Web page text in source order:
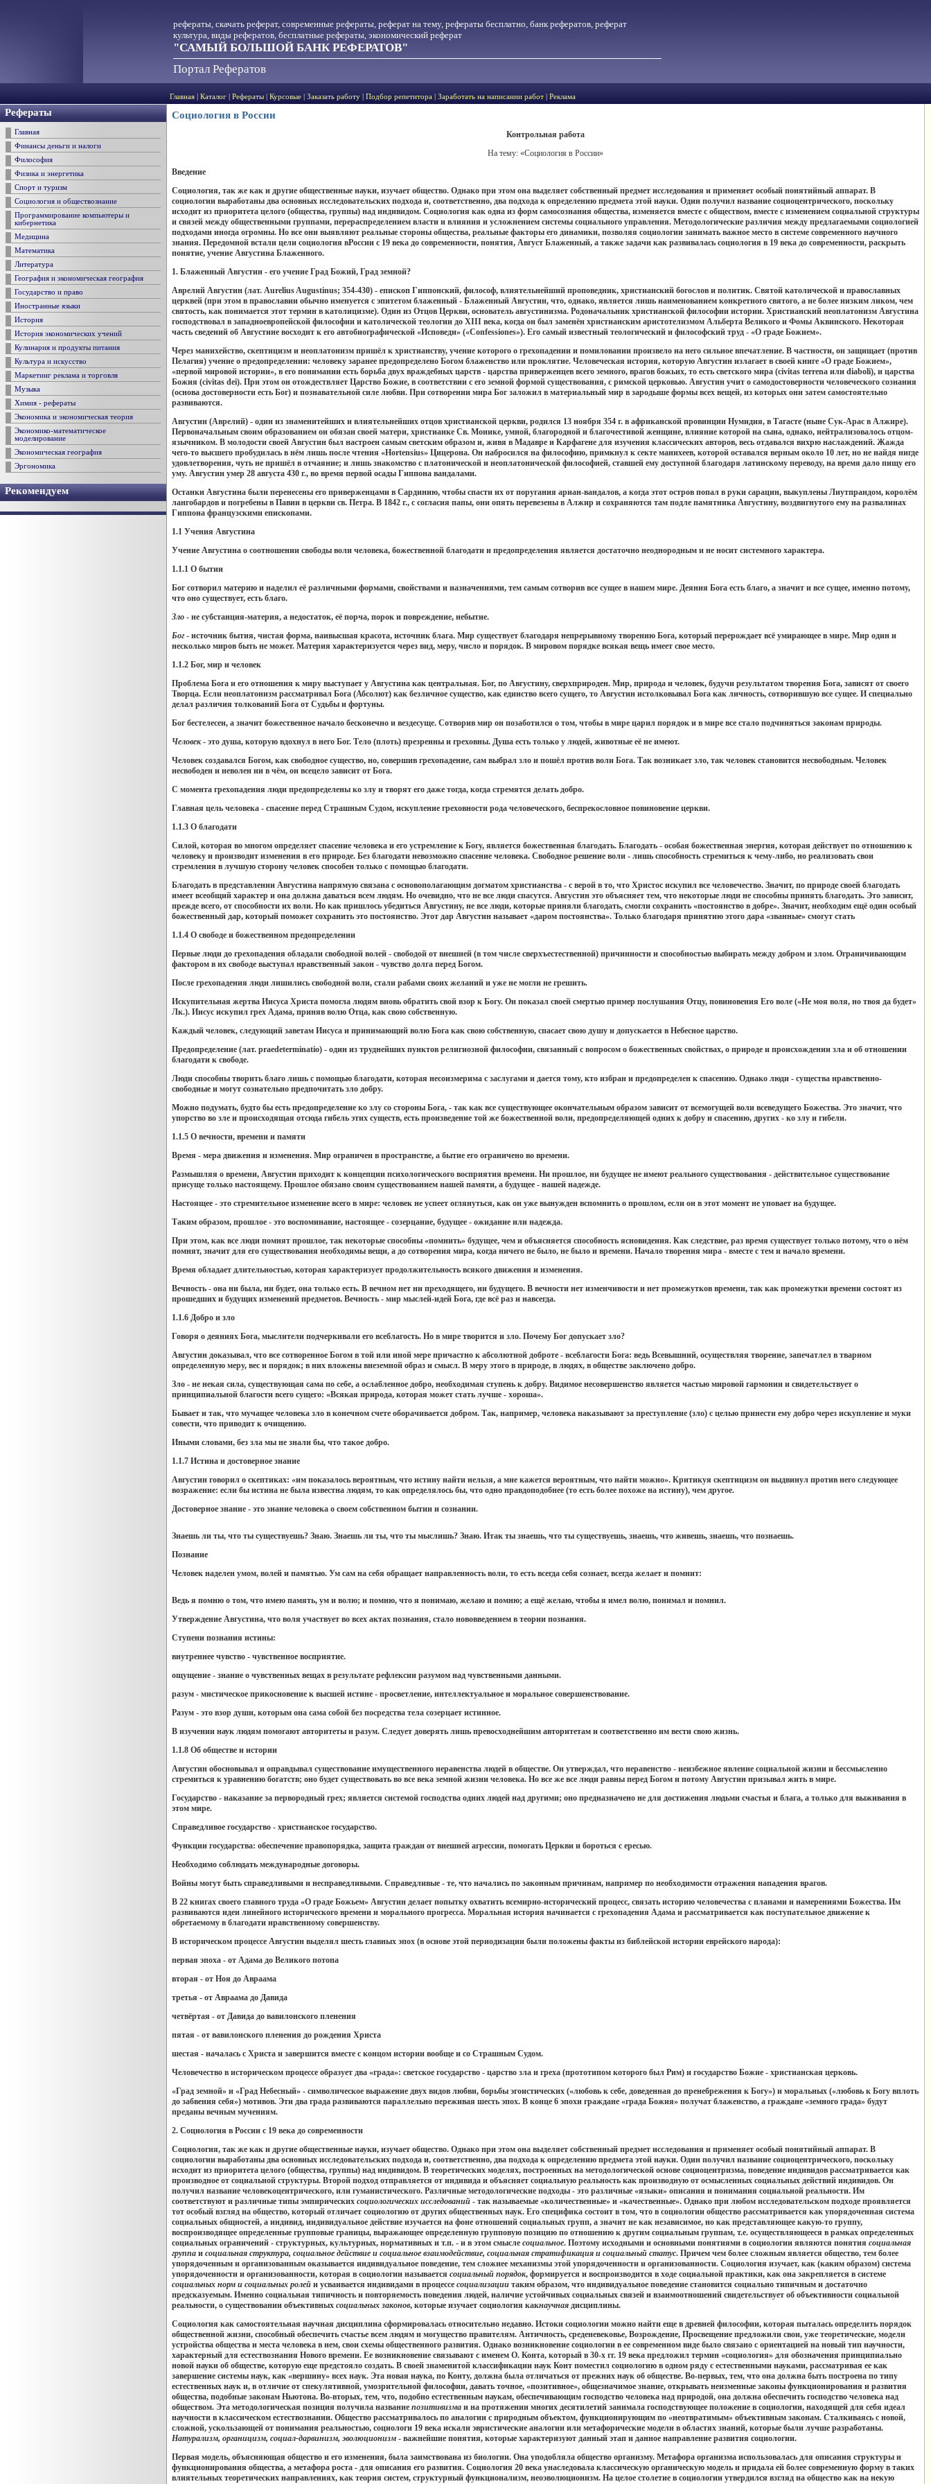
рефераты, скачать реферат, современные рефераты, реферат на тему, рефераты бесплатно, банк рефератов, реферат
культура, виды рефератов, бесплатные рефераты, экономический реферат
"САМЫЙ БОЛЬШОЙ БАНК РЕФЕРАТОВ"
Портал Рефератов
Главная Каталог Рефераты Курсовые Заказать работу Подбор репетитора Заработать на написании работ Реклама
Рефераты
Главная
Финансы деньги и налоги
Философия
Физика и энергетика
Спорт и туризм
Социология и обществознание
Программирование компьютеры и
кибернетика
Медицина
Математика
Литература
География и экономическая география
Государство и право
Иностранные языки
История
История экономических учений
Кулинария и продукты питания
Культура и искусство
Маркетинг реклама и торговля
Музыка
Химия - рефераты
Экономика и экономическая теория
Экономико-математическое
моделирование
Экономическая география
Эргономика
Рекомендуем
Социология в России
Контрольная работа
На тему: «Социология в России»
Введение
Социология, так же как и другие общественные науки, изучает общество. Однако при этом она выделяет собственный предмет исследования и применяет особый понятийный аппарат. В
социологии выработаны два основных исследовательских подхода и, соответственно, два подхода к определению предмета этой науки. Один получил название социоцентрического, поскольку
исходит из приоритета целого (общества, группы) над индивидом. Социология как одна из форм самосознания общества, изменяется вместе с обществом, вместе с изменением социальной структуры
и связей между общественными группами, перераспределением власти и влияния и усложнением системы социального управления. Методологические различия между предлагаемыми социологией
подходами иногда огромны. Но все они выявляют реальные стороны общества, реальные факторы его динамики, позволяя социологии занимать важное место в системе современного научного
знания. Передомной встали цели социология вРоссии с 19 века до современности, понятия, Август Блаженный, а также задачи как развивалась социология в 19 века до современности, раскрыть
понятие, учение Августина Блаженного.
1. Блаженный Августин - его учение Град Божий, Град земной?
Аврелий Августин (лат. Aurelius Augustinus; 354-430) - епископ Гиппонский, философ, влиятельнейший проповедник, христианский богослов и политик. Святой католической и православных
церквей (при этом в православии обычно именуется с эпитетом блаженный - Блаженный Августин, что, однако, является лишь наименованием конкретного святого, а не более низким ликом, чем
святость, как понимается этот термин в католицизме). Один из Отцов Церкви, основатель августинизма. Родоначальник христианской философии истории. Христианский неоплатонизм Августина
господствовал в западноевропейской философии и католической теологии до XIII века, когда он был заменён христианским аристотелизмом Альберта Великого и Фомы Аквинского. Некоторая
часть сведений об Августине восходит к его автобиографической «Исповеди» («Confessiones»). Его самый известный теологический и философский труд - «О граде Божием».
Через манихейство, скептицизм и неоплатонизм пришёл к христианству, учение которого о грехопадении и помиловании произвело на него сильное впечатление. В частности, он защищает (против
Пелагия) учение о предопределении: человеку заранее предопределено Богом блаженство или проклятие. Человеческая история, которую Августин излагает в своей книге «О граде Божием»,
«первой мировой истории», в его понимании есть борьба двух враждебных царств - царства приверженцев всего земного, врагов божьих, то есть светского мира (civitas terrena или diaboli), и царства
Божия (civitas dei). При этом он отождествляет Царство Божие, в соответствии с его земной формой существования, с римской церковью. Августин учит о самодостоверности человеческого сознания
(основа достоверности есть Бог) и познавательной силе любви. При сотворении мира Бог заложил в материальный мир в зародыше формы всех вещей, из которых они затем самостоятельно
развиваются.
Августин (Аврелий) - один из знаменитейших и влиятельнейших отцов христианской церкви, родился 13 ноября 354 г. в африканской провинции Нумидия, в Тагасте (ныне Сук-Арас в Алжире).
Первоначальным своим образованием он обязан своей матери, христианке Св. Монике, умной, благородной и благочестивой женщине, влияние которой на сына, однако, нейтрализовалось отцом-
язычником. В молодости своей Августин был настроен самым светским образом и, живя в Мадавре и Карфагене для изучения классических авторов, весь отдавался вихрю наслаждений. Жажда
чего-то высшего пробудилась в нём лишь после чтения «Hortensius» Цицерона. Он набросился на философию, примкнул к секте манихеев, которой оставался верным около 10 лет, но не найдя нигде
удовлетворения, чуть не пришёл в отчаяние; и лишь знакомство с платонической и неоплатонической философией, ставшей ему доступной благодаря латинскому переводу, на время дало пищу его
уму. Августин умер 28 августа 430 г., во время первой осады Гиппона вандалами.
Останки Августина были перенесены его приверженцами в Сардинию, чтобы спасти их от поругания ариан-вандалов, а когда этот остров попал в руки сарацин, выкуплены Лиутпрандом, королём
лангобардов и погребены в Павии в церкви св. Петра. В 1842 г., с согласия папы, они опять перевезены в Алжир и сохраняются там подле памятника Августину, воздвигнутого ему на развалинах
Гиппона французскими епископами.
1.1 Учения Августина
Учение Августина о соотношении свободы воли человека, божественной благодати и предопределения является достаточно неоднородным и не носит системного характера.
1.1.1 О бытии
Бог сотворил материю и наделил её различными формами, свойствами и назначениями, тем самым сотворив все сущее в нашем мире. Деяния Бога есть благо, а значит и все сущее, именно потому,
что оно существует, есть благо.
Зло- не субстанция-материя, а недостаток, её порча, порок и повреждение, небытие.
Бог - источник бытия, чистая форма, наивысшая красота, источник блага. Мир существует благодаря непрерывному творению Бога, который перерождает всё умирающее в мире. Мир один и
несколько миров быть не может. Материя характеризуется через вид, меру, число и порядок. В мировом порядке всякая вещь имеет свое место.
1.1.2 Бог, мир и человек
Проблема Бога и его отношения к миру выступает у Августина как центральная. Бог, по Августину, сверхприроден. Мир, природа и человек, будучи результатом творения Бога, зависят от своего
Творца. Если неоплатонизм рассматривал Бога (Абсолют) как безличное существо, как единство всего сущего, то Августин истолковывал Бога как личность, сотворившую все сущее. И специально
делал различия толкований Бога от Судьбы и фортуны.
Бог бестелесен, а значит божественное начало бесконечно и вездесуще. Сотворив мир он позаботился о том, чтобы в мире царил порядок и в мире все стало подчиняться законам природы.
Человек- это душа, которую вдохнул в него Бог. Тело (плоть) презренны и греховны. Душа есть только у людей, животные её не имеют.
Человек создавался Богом, как свободное существо, но, совершив грехопадение, сам выбрал зло и пошёл против воли Бога. Так возникает зло, так человек становится несвободным. Человек
несвободен и неволен ни в чём, он всецело зависит от Бога.
С момента грехопадения люди предопределены ко злу и творят его даже тогда, когда стремятся делать добро.
Главная цель человека - спасение перед Страшным Судом, искупление греховности рода человеческого, беспрекословное повиновение церкви.
1.1.3 О благодати
Силой, которая во многом определяет спасение человека и его устремление к Богу, является божественная благодать. Благодать - особая божественная энергия, которая действует по отношению к
человеку и производит изменения в его природе. Без благодати невозможно спасение человека. Свободное решение воли - лишь способность стремиться к чему-либо, но реализовать свои
стремления в лучшую сторону человек способен только с помощью благодати.
Благодать в представлении Августина напрямую связана с основополагающим догматом христианства - с верой в то, что Христос искупил все человечество. Значит, по природе своей благодать
имеет всеобщий характер и она должна даваться всем людям. Но очевидно, что не все люди спасутся. Августин это объясняет тем, что некоторые люди не способны принять благодать. Это зависит,
прежде всего, от способности их воли. Но как пришлось убедиться Августину, не все люди, которые приняли благодать, смогли сохранить «постоянство в добре». Значит, необходим ещё один особый
божественный дар, который поможет сохранить это постоянство. Этот дар Августин называет «даром постоянства». Только благодаря принятию этого дара «званные» смогут стать
1.1.4 О свободе и божественном предопределении
Первые люди до грехопадения обладали свободной волей - свободой от внешней (в том числе сверхъестественной) причинности и способностью выбирать между добром и злом. Ограничивающим
фактором в их свободе выступал нравственный закон - чувство долга перед Богом.
После грехопадения люди лишились свободной воли, стали рабами своих желаний и уже не могли не грешить.
Искупительная жертва Иисуса Христа помогла людям вновь обратить свой взор к Богу. Он показал своей смертью пример послушания Отцу, повиновения Его воле («Не моя воля, но твоя да будет»
Лк.). Иисус искупил грех Адама, приняв волю Отца, как свою собственную.
Каждый человек, следующий заветам Иисуса и принимающий волю Бога как свою собственную, спасает свою душу и допускается в Небесное царство.
Предопределение (лат. praedeterminatio) - один из труднейших пунктов религиозной философии, связанный с вопросом о божественных свойствах, о природе и происхождении зла и об отношении
благодати к свободе.
Люди способны творить благо лишь с помощью благодати, которая несоизмерима с заслугами и дается тому, кто избран и предопределен к спасению. Однако люди - существа нравственно-
свободные и могут сознательно предпочитать зло добру.
Можно подумать, будто бы есть предопределение ко злу со стороны Бога, - так как все существующее окончательным образом зависит от всемогущей воли всеведущего Божества. Это значит, что
упорство во зле и происходящая отсюда гибель этих существ, есть произведение той же божественной воли, предопределяющей одних к добру и спасению, других - ко злу и гибели.
1.1.5 О вечности, времени и памяти
Время - мера движения и изменения. Мир ограничен в пространстве, а бытие его ограничено во времени.
Размышляя о времени, Августин приходит к концепции психологического восприятия времени. Ни прошлое, ни будущее не имеют реального существования - действительное существование
присуще только настоящему. Прошлое обязано своим существованием нашей памяти, а будущее - нашей надежде.
Настоящее - это стремительное изменение всего в мире: человек не успеет оглянуться, как он уже вынужден вспомнить о прошлом, если он в этот момент не уповает на будущее.
Таким образом, прошлое - это воспоминание, настоящее - созерцание, будущее - ожидание или надежда.
При этом, как все люди помнят прошлое, так некоторые способны «помнить» будущее, чем и объясняется способность ясновидения. Как следствие, раз время существует только потому, что о нём
помнят, значит для его существования необходимы вещи, а до сотворения мира, когда ничего не было, не было и времени. Начало творения мира - вместе с тем и начало времени.
Время обладает длительностью, которая характеризует продолжительность всякого движения и изменения.
Вечность - она ни была, ни будет, она только есть. В вечном нет ни преходящего, ни будущего. В вечности нет изменчивости и нет промежутков времени, так как промежутки времени состоят из
прошедших и будущих изменений предметов. Вечность - мир мыслей-идей Бога, где всё раз и навсегда.
1.1.6 Добро и зло
Говоря о деяниях Бога, мыслители подчеркивали его всеблагость. Но в мире творится и зло. Почему Бог допускает зло?
Августин доказывал, что все сотворенное Богом в той или иной мере причастно к абсолютной доброте- всеблагости Бога: ведь Всевышний, осуществляя творение, запечатлел в тварном
определенную меру, вес и порядок; в них вложены внеземной образ и смысл. В меру этого в природе, в людях, в обществе заключено добро.
Зло - не некая сила, существующая сама по себе, а ослабленное добро, необходимая ступень к добру. Видимое несовершенство является частью мировой гармонии и свидетельствует о
принципиальной благости всего сущего: «Всякая природа, которая может стать лучше - хороша».
Бывает и так, что мучащее человека зло в конечном счете оборачивается добром. Так, например, человека наказывают за преступление (зло) с целью принести ему добро через искупление и муки
совести, что приводит к очищению.
Иными словами, без зла мы не знали бы, что такое добро.
1.1.7 Истина и достоверное знание
Августин говорил о скептиках: «им показалось вероятным, что истину найти нельзя, а мне кажется вероятным, что найти можно». Критикуя скептицизм он выдвинул против него следующее
возражение: если бы истина не была известна людям, то как определялось бы, что одно правдоподобнее (то есть более похоже на истину), чем другое.
Достоверное знание - это знание человека о своем собственном бытии и сознании.
Знаешь ли ты, что ты существуешь? Знаю. Знаешь ли ты, что ты мыслишь? Знаю. Итак ты знаешь, что ты существуешь, знаешь, что живешь, знаешь, что познаешь.
Познание
Человек наделен умом, волей и памятью. Ум сам на себя обращает направленность воли, то есть всегда себя сознает, всегда желает и помнит:
Ведь я помню о том, что имею память, ум и волю; и помню, что я понимаю, желаю и помню; а ещё желаю, чтобы я имел волю, понимал и помнил.
Утверждение Августина, что воля участвует во всех актах познания, стало нововведением в теории познания.
Ступени познания истины:
внутреннее чувство - чувственное восприятие.
ощущение - знание о чувственных вещах в результате рефлексии разумом над чувственными данными.
разум - мистическое прикосновение к высшей истине - просветление, интеллектуальное и моральное совершенствование.
Разум - это взор души, которым она сама собой без посредства тела созерцает истинное.
В изучении наук людям помогают авторитеты и разум. Следует доверять лишь превосходнейшим авторитетам и соответственно им вести свою жизнь.
1.1.8 Об обществе и истории
Августин обосновывал и оправдывал существование имущественного неравенства людей в обществе. Он утверждал, что неравенство- неизбежное явление социальной жизни и бессмысленно
стремиться к уравнению богатств; оно будет существовать во все века земной жизни человека. Но все же все люди равны перед Богом и потому Августин призывал жить в мире.
Государство - наказание за первородный грех; является системой господства одних людей над другими; оно предназначено не для достижения людьми счастья и блага, а только для выживания в
этом мире.
Справедливое государство - христианское государство.
Функции государства: обеспечение правопорядка, защита граждан от внешней агрессии, помогать Церкви и бороться с ересью.
Необходимо соблюдать международные договоры.
Войны могут быть справедливыми и несправедливыми. Справедливые - те, что начались по законным причинам, например по необходимости отражения нападения врагов.
В 22 книгах своего главного труда «О граде Божьем» Августин делает попытку охватить всемирно-исторический процесс, связать историю человечества с планами и намерениями Божества. Им
развиваются идеи линейного исторического времени и морального прогресса. Моральная история начинается с грехопадения Адама и рассматривается как поступательное движение к
обретаемому в благодати нравственному совершенству.
В историческом процессе Августин выделял шесть главных эпох (в основе этой периодизации были положены факты из библейской истории еврейского народа):
первая эпоха - от Адама до Великого потопа
вторая - от Ноя до Авраама
третья - от Авраама до Давида
четвёртая - от Давида до вавилонского пленения
пятая - от вавилонского пленения до рождения Христа
шестая - началась с Христа и завершится вместе с концом истории вообще и со Страшным Судом.
Человечество в историческом процессе образует два «града»: светское государство - царство зла и греха (прототипом которого был Рим) и государство Божие - христианская церковь.
«Град земной» и «Град Небесный» - символическое выражение двух видов любви, борьбы эгоистических («любовь к себе, доведенная до пренебрежения к Богу») и моральных («любовь к Богу вплоть
до забвения себя») мотивов. Эти два града развиваются параллельно переживая шесть эпох. В конце 6 эпохи граждане «града Божия» получат блаженство, а граждане «земного града» будут
преданы вечным мучениям.
2. Социология в России с 19 века до современности
Социология, так же как и другие общественные науки, изучает общество. Однако при этом она выделяет собственный предмет исследования и применяет особый понятийный аппарат. В
социологии выработаны два основных исследовательских подхода и, соответственно, два подхода к определению предмета этой науки. Один получил название социоцентрического, поскольку
исходит из приоритета целого (общества, группы) над индивидом. В теоретических моделях, построенных на методологической основе социоцентризма, поведение индивидов рассматривается как
производное от социальной структуры. Второй подход отправляется от индивида и объясняет социальную реальность как производную от осмысленных социальных действий индивидов. Он
получил название человекоцентрического, или гуманистического. Различные методологические подходы - это различные «языки» описания и понимания социальной реальности. Им
соответствуют и различные типы эмпирических социологических исследований - так называемые «количественные» и «качественные». Однако при любом исследовательском подходе проявляется
тот особый взгляд на общество, который отличает социологию от других общественных наук. Его специфика состоит в том, что в социологии общество рассматривается как упорядоченная система
социальных общностей, а индивид, индивидуальное действие изучается на фоне отношений социальных групп, а значит не как независимое, но как представляющее какую-то группу,
воспроизводящее определенные групповые границы, выражающее определенную групповую позицию по отношению к другим социальным группам, т.е. осуществляющееся в рамках определенных
социальных ограничений - структурных, культурных, нормативных и т.п. - и в этом смысле социальное. Поэтому исходными и основными понятиями в социологии являются понятия социальная
группаи социальная структура, социальное действие и социальное взаимодействие, социальная стратификация и социальный статус.Причем чем более сложным является общество, тем более
упорядоченным и организованным оказывается индивидуальное поведение, тем сложнее механизмы этой упорядоченности и организованности. Социология изучает, как (каким образом) система
упорядоченности и организованности, которая в социологии называется социальный порядок, формируется и воспроизводится в ходе социальной практики, как она закрепляется в системе
социальных норм и социальных ролейи усваивается индивидами в процессе социализациитаким образом, что индивидуальное поведение становится социально типичным и достаточно
предсказуемым. Именно социальная типичность и повторяемость поведения людей, наличие устойчивых социальных связей и взаимоотношений свидетельствует об объективности социальной
реальности, о существовании объективных социальных законов, которые изучает социология какнаучная дисциплины.
Социология как самостоятельная научная дисциплина сформировалась относительно недавно. Истоки социологии можно найти еще в древней философии, которая пыталась определить порядок
общественной жизни, способный обеспечить счастье всем людям и могущество правителям. Античность, среденевековье, Возрождение, Просвещение предложили свои, уже теоретические, модели
устройства общества и места человека в нем, свои схемы общественного развития. Однако возникновение социологии в ее современном виде было связано с ориентацией на новый тип научности,
характерный для естествознания Нового времени. Ее возникновение связывают с именем О. Конта, который в 30-х гг. 19 века предложил термин «социология» для обозначения принципиально
новой науки об обществе, которую еще предстояло создать. В своей знаменитой классификации наук Конт поместил социологию в одном ряду с естественными науками, рассматривая ее как
завершение системы наук, как «вершину» всех наук. Эта новая наука, по Конту, должна была отличаться от прежних наук об обществе. Во-первых, тем, что она должна быть построена по типу
естественных наук и, в отличие от спекулятивной, умозрительной философии, давать точное, «позитивное», общезначимое знание, открывать неизменные законы функционирования и развития
общества, подобные законам Ньютона. Во-вторых, тем, что, подобно естественным наукам, обеспечивающим господство человека над природой, она должна обеспечить господство человека над
обществом. Эта методологическая позиция получила название позитивизмаи на протяжении многих десятилетий занимала господствующее положение в социологии, находящей для себя идеал
научности в классическом естествознании. Общество рассматривалось по аналогии с природным объектом, функционирующим по «неотвратимым» объективным законам. Сталкиваясь с новой,
сложной, ускользающей от понимания реальностью, социологи 19 века искали эвристические аналогии или метафорические модели в областях знаний, которые были лучше разработаны.
Натурализм, органицизм, социал-дарвинизм, эволюционизм- важнейшие понятия, которые характеризуют данный этап и данное направление развития социологии.
Первая модель, объясняющая общество и его изменения, была заимствована из биологии. Она уподобляла общество организму. Метафора организма использовалась для описания структуры и
функционирования общества, а метафора роста - для описания его развития. Социология 20 века унаследовала классическую органическую модель и придала ей более современную форму в таких
влиятельных теоретических направлениях, как теория систем, структурный функционализм, неоэволюционизм. На целое столетие в социологии утвердился взгляд на общество как на некую